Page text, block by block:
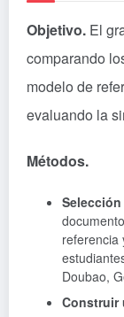
Objetivo. El
comparando
modelo de
evaluando la
Métodos.
referencia
Doubao,
Construir